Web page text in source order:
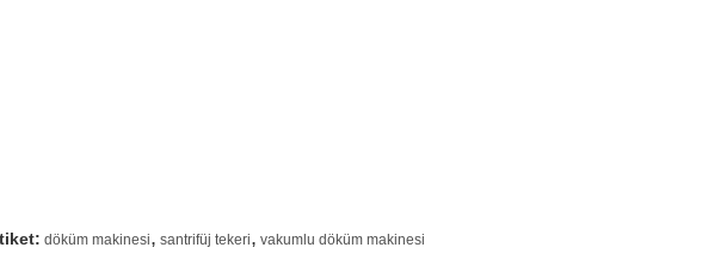
döküm makinesi, santrifüj tekeri, vakumlu döküm makinesi